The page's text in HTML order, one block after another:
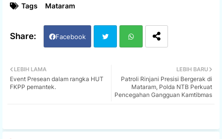
Tags Mataram
Facebook
tter ats
LEBIH BARU
Patroli Rinjani Presisi Bergerak di
Mataram, Polda NTB Perkuat
Pencegahan Gangguan Kamtibmas
LEBIH LAMA
Event Presean dalam rangka HUT
FKPP pemantek.